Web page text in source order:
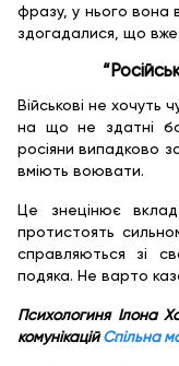
фразу, у нього вона
здогадалися, що вже
Військові не хочуть
на що не здатні
росіяни випадково
вміють воювати.
Це знецінює
протистоять
справляються зі
подяка. Не варто
Психологиня Ілона
комунікаційСпільна